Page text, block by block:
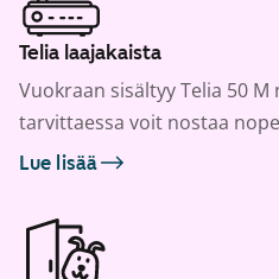
Telia laajakaista
Vuokraan sisältyy Telia 50 M
tarvittaessa voit nostaa
Lue lisää